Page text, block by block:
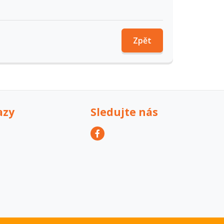
Zpět
Sledujte nás